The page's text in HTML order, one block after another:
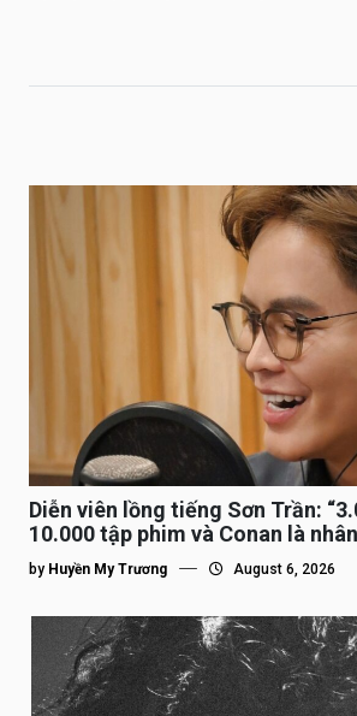
Diễn viên lồng tiếng Sơn Trần:
10.000 tập phim và Conan là
lâu nhất”
by Huyền My Trương August 6, 2026